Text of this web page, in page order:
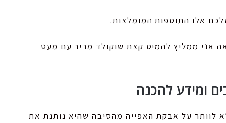
אלו התוספות המומלצות.
אני ממליץ להמיס קצת שוקולד מריר עם מעט
ומידע להכנה
לוותר על אבקת האפייה מהסיבה שהיא נותנת את